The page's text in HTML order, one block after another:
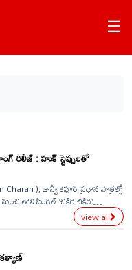
☰
రిలీజ్ : హుక్ స్టెప్పులతో
), జాన్వీ కపూర్ ప్రధాన పాత్రల్లో
నుంచి తొలి సింగిల్ ‘చికిరి చికిరి’
స్టెప్స్, ఎనర్జీ ప్రేక్షకులను ముగ్ధులను
Kapoor) తన స్క్రీన్ ప్రెజెన్స్, గ్లామర్‌తో
view all